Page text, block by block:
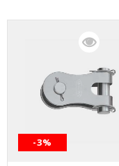
-3%